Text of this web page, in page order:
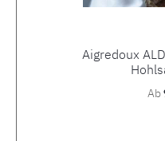
Aigredoux
Ab